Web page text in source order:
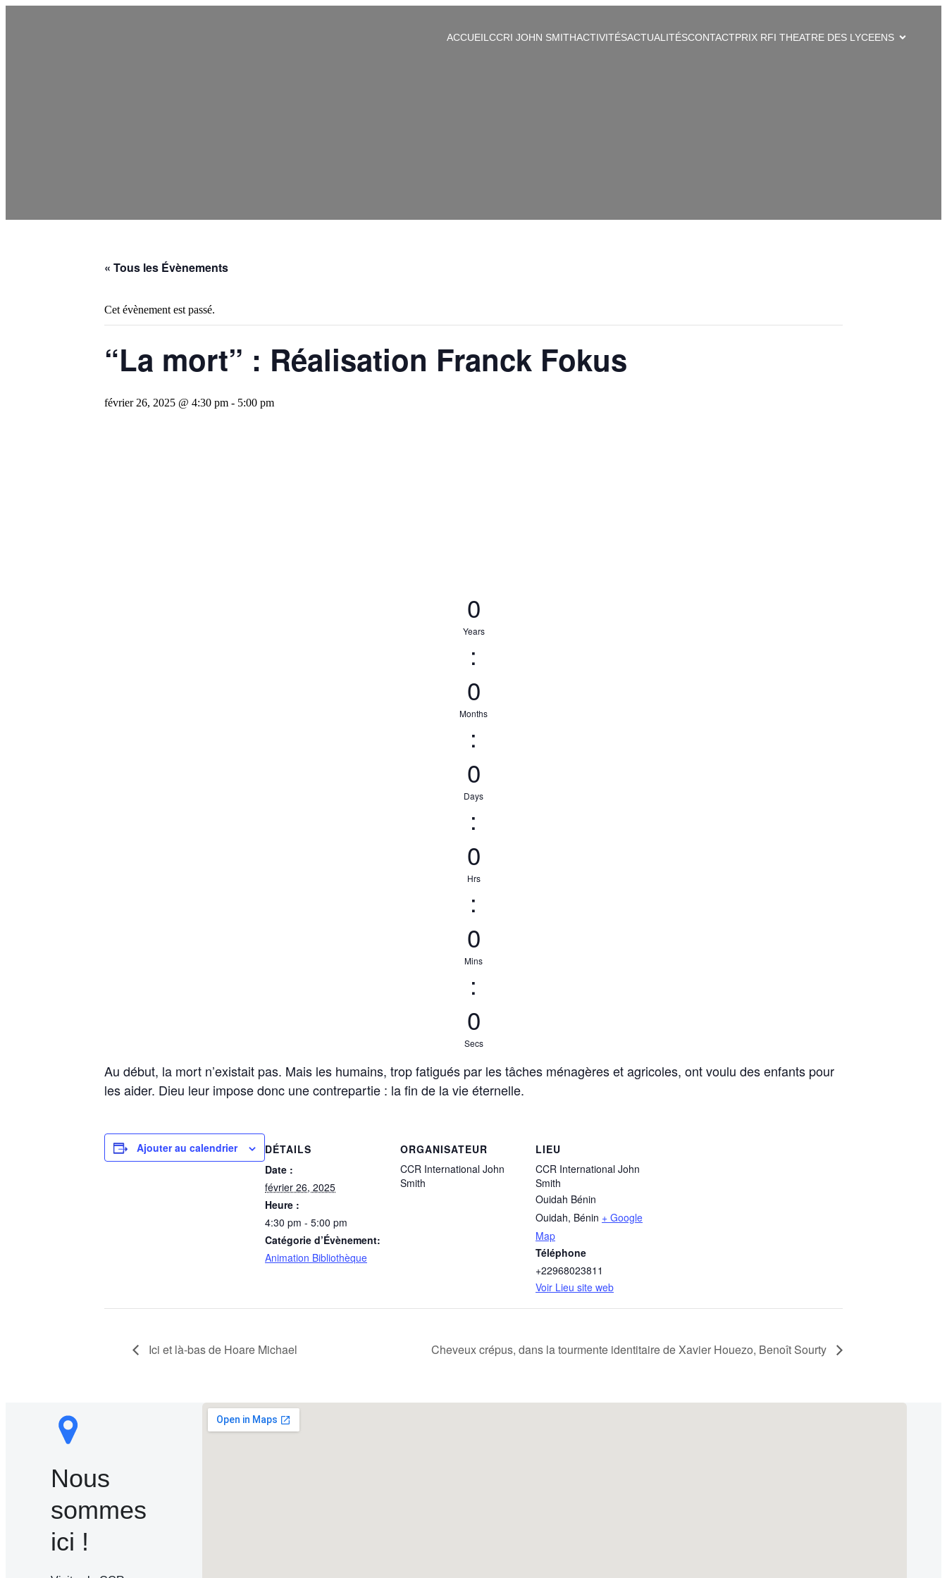
ACCUEIL CCRI JOHN SMITHACTIVITÉSACTUALITÉSCONTACTPRIX RFI THEATRE DES LYCEENS
« Tous les Évènements
Cet évènement est passé.
“La mort” : Réalisation Franck Fokus
février 26, 2025 @ 4:30 pm - 5:00 pm
0
Years
:
0
Months
:
0
Days
:
0
Hrs
:
0
Mins
:
0
Secs
Au début, la mort n’existait pas. Mais les humains, trop fatigués par les tâches ménagères et agricoles, ont voulu des enfants pour
les aider. Dieu leur impose donc une contrepartie : la fin de la vie éternelle.
Ajouter au calendrier
DÉTAILS
Date :
février 26, 2025
Heure :
4:30 pm - 5:00 pm
Catégorie d’Évènement:
Animation Bibliothèque
ORGANISATEUR
CCR International John
Smith
LIEU
CCR International John
Smith
Ouidah Bénin
Ouidah, Bénin + Google
Map
Téléphone
+22968023811
Voir Lieu site web
Ici et là-bas de Hoare Michael Cheveux crépus, dans la tourmente identitaire de Xavier Houezo, Benoît Sourty
Nous
sommes
ici !